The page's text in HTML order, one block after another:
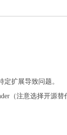
扩展导致问题。
（注意选择开源